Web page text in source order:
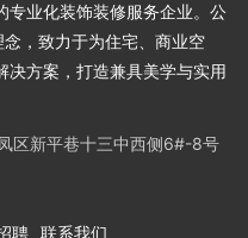
专业化装饰装修服务企业。公
，致力于为住宅、商业空
决方案，打造兼具美学与实用
区新平巷十三中西侧6#-8号
聘 联系我们